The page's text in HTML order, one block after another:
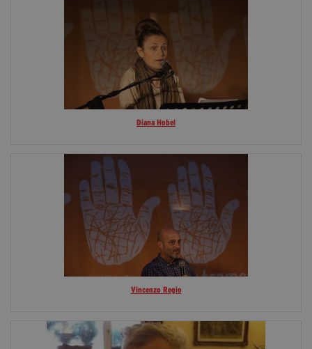
Diana Hobel
Vincenzo Regio